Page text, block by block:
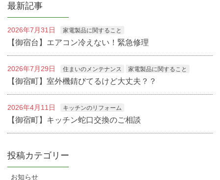
最新記事
2026年7月31日 家電製品に関すること
【御宿台】エアコン冷えない！緊急修理
2026年7月29日 住まいのメンテナンス 家電製品に関すること
【御宿町】室外機錆びてるけど大丈夫？？
2026年4月11日 キッチンのリフォーム
【御宿町】キッチン蛇口交換のご相談
投稿カテゴリー
お知らせ